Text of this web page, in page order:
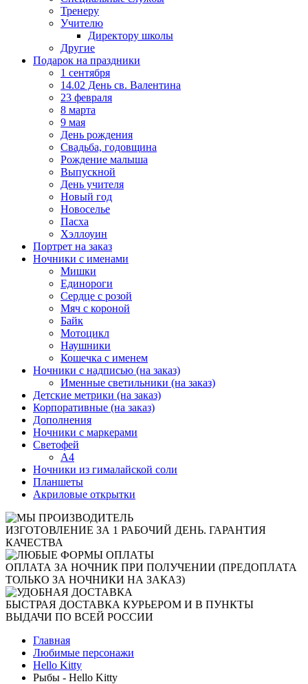
Тренеру
Учителю
Директору школы
Другие
Подарок на праздники
1 сентября
14.02 День св. Валентина
23 февраля
8 марта
9 мая
День рождения
Свадьба, годовщина
Рождение малыша
Выпускной
День учителя
Новый год
Новоселье
Пасха
Хэллоуин
Портрет на заказ
Ночники с именами
Мишки
Единороги
Сердце с розой
Мяч с короной
Байк
Мотоцикл
Наушники
Кошечка с именем
Ночники с надписью (на заказ)
Именные светильники (на заказ)
Детские метрики (на заказ)
Корпоративные (на заказ)
Дополнения
Ночники с маркерами
Светофей
А4
Ночники из гималайской соли
Планшеты
Акриловые открытки
ИЗГОТОВЛЕНИЕ ЗА 1 РАБОЧИЙ ДЕНЬ. ГАРАНТИЯ
КАЧЕСТВА
ОПЛАТА ЗА НОЧНИК ПРИ ПОЛУЧЕНИИ (ПРЕДОПЛАТА
ТОЛЬКО ЗА НОЧНИКИ НА ЗАКАЗ)
БЫСТРАЯ ДОСТАВКА КУРЬЕРОМ И В ПУНКТЫ
ВЫДАЧИ ПО ВСЕЙ РОССИИ
Главная
Любимые персонажи
Hello Kitty
Рыбы - Hello Kitty